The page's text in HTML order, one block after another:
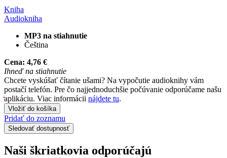
Kniha
Audiokniha
MP3 na stiahnutie
Čeština
Cena: 4,76 €
Ihneď na stiahnutie
Chcete vyskúšať čítanie ušami? Na vypočutie audioknihy vám
postačí telefón. Pre čo najjednoduchšie počúvanie odporúčame našu
aplikáciu. Viac informácii nájdete tu.
Vložiť do košíka
Pridať do zoznamu
Sledovať dostupnosť
Naši škriatkovia odporúčajú